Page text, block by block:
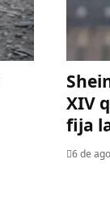
XIV
fija
6 de